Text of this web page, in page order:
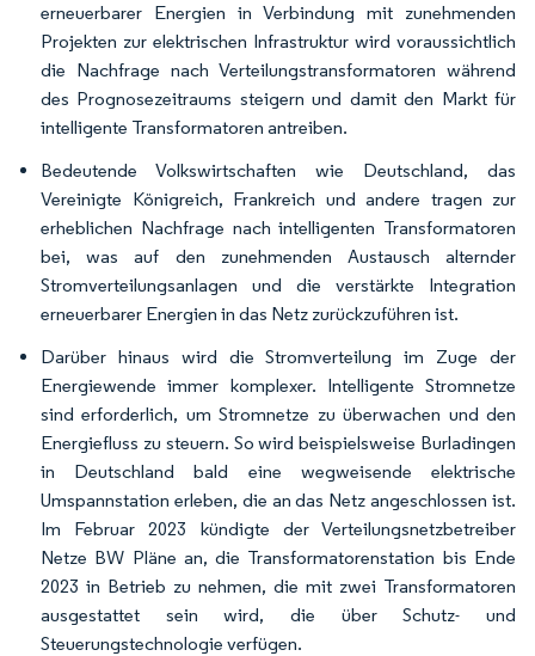
erneuerbarer Energien in Verbindung mit zunehmenden
Projekten zur elektrischen Infrastruktur wird voraussichtlich
die Nachfrage nach Verteilungstransformatoren während
des Prognosezeitraums steigern und damit den Markt für
intelligente Transformatoren antreiben.
Bedeutende Volkswirtschaften wie Deutschland, das
Vereinigte Königreich, Frankreich und andere tragen zur
erheblichen Nachfrage nach intelligenten Transformatoren
bei, was auf den zunehmenden Austausch alternder
Stromverteilungsanlagen und die verstärkte Integration
erneuerbarer Energien in das Netz zurückzuführen ist.
Darüber hinaus wird die Stromverteilung im Zuge der
Energiewende immer komplexer. Intelligente Stromnetze
sind erforderlich, um Stromnetze zu überwachen und den
Energiefluss zu steuern. So wird beispielsweise Burladingen
in Deutschland bald eine wegweisende elektrische
Umspannstation erleben, die an das Netz angeschlossen ist.
Im Februar 2023 kündigte der Verteilungsnetzbetreiber
Netze BW Pläne an, die Transformatorenstation bis Ende
2023 in Betrieb zu nehmen, die mit zwei Transformatoren
ausgestattet sein wird, die über Schutz- und
Steuerungstechnologie verfügen.